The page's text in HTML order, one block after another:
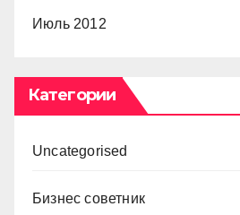
Июль 2012
Категории
Uncategorised
Бизнес советник